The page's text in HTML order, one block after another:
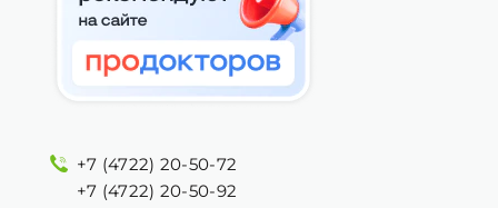
+7 (4722) 20-50-72
+7 (4722) 20-50-92